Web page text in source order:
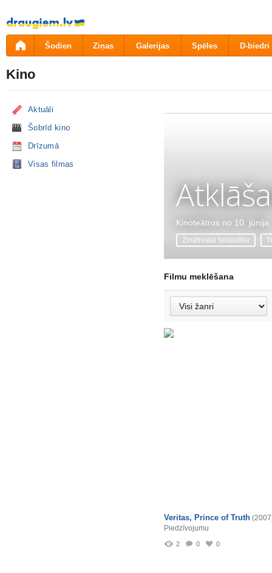
Pāriet
uz
saturu
Šodien Ziņas Galerijas Spēles D-biedri
Kino
Aktuāli
Šobrīd kino
Drīzumā
Visas filmas
Kinoteātros no 10. jūnija
Zinātniskā fantastika
Filmu meklēšana
Veritas, Prince of Truth
Piedzīvojumu
2 0 0